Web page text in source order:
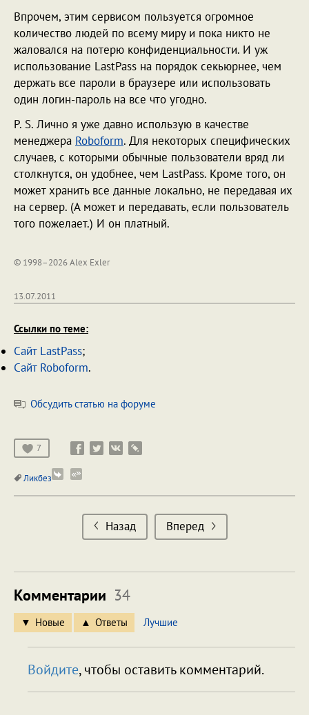
Впрочем, этим сервисом пользуется огромное
количество людей по всему миру и пока никто не
жаловался на потерю конфиденциальности. И уж
использование LastPass на порядок секьюрнее, чем
держать все пароли в браузере или использовать
один логин-пароль на все что угодно.
P. S. Лично я уже давно использую в качестве
менеджера Roboform. Для некоторых специфических
случаев, с которыми обычные пользователи вряд ли
столкнутся, он удобнее, чем LastPass. Кроме того, он
может хранить все данные локально, не передавая их
на сервер. (А может и передавать, если пользователь
того пожелает.) И он платный.
© 1998–2026 Alex Exler
13.07.2011
Ссылки по теме:
Сайт LastPass;
Сайт Roboform.
Обсудить статью на форуме
7
Ликбез
Назад Вперед
Комментарии 34
Новые Ответы Лучшие
Войдите, чтобы оставить комментарий.